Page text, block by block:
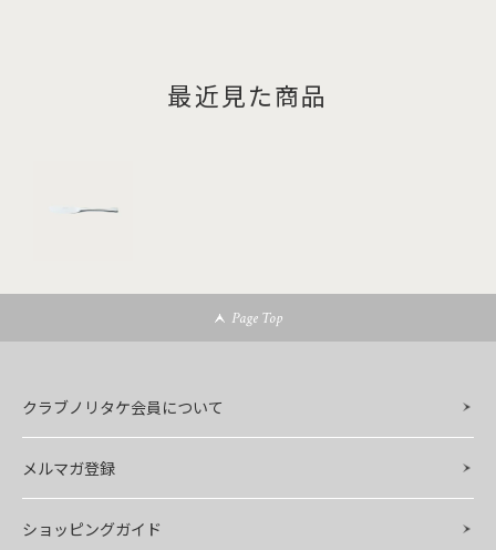
最近見た商品
Page Top
クラブノリタケ会員について
メルマガ登録
ショッピングガイド